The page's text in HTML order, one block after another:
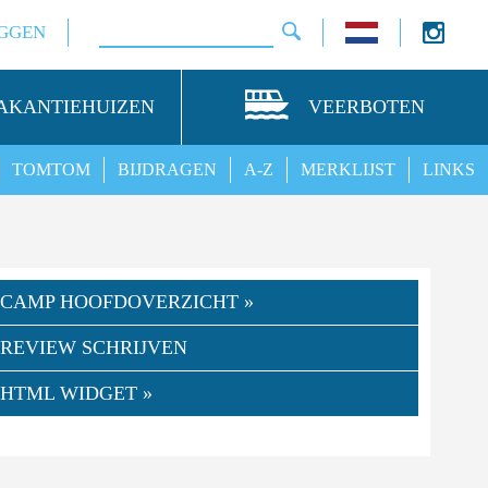
VEERBOTEN
LINKS
MERKLIJST
A-Z
BIJDRAGEN
TOMTOM
CAMP HOOFDOVERZICHT »
REVIEW SCHRIJVEN
HTML WIDGET »